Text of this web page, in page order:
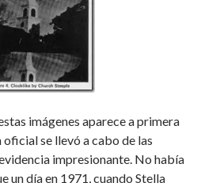
imágenes aparece a primera
se llevó a cabo de las
impresionante. No había
un día en 1971, cuando Stella